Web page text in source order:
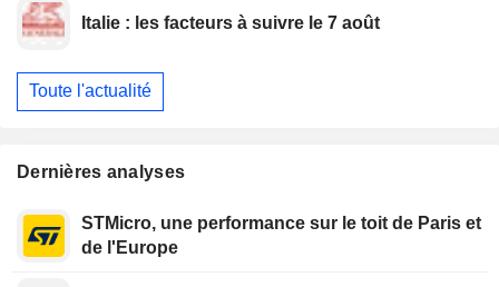
Italie : les facteurs à suivre le 7 août
Toute l'actualité
Dernières analyses
STMicro, une performance sur le toit de Paris et
de l'Europe